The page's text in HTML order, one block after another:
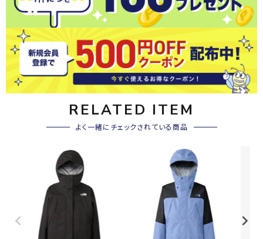
RELATED ITEM
よく一緒にチェックされている商品